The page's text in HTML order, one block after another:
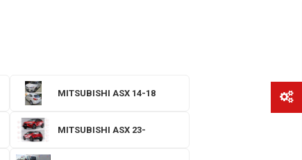
MITSUBISHI ASX 14-18
MITSUBISHI ASX 23-